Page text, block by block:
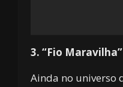
3. “Fio
Ainda no universo